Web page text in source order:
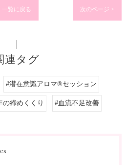
一覧に戻る 次のページ >
連タグ
#潜在意識アロマ®️セッション
の締めくくり #血流不足改善